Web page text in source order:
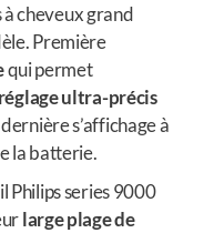
à cheveux grand
Première
qui permet
réglage ultra-précis
s’affichage à
la batterie.
Philips series 9000
large plage de